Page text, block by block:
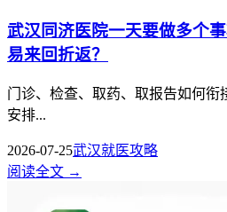
武汉同济医院一天要做多个
易来回折返？
门诊、检查、取药、取报告如何衔
安排...
2026-07-25武汉就医攻略
阅读全文 →